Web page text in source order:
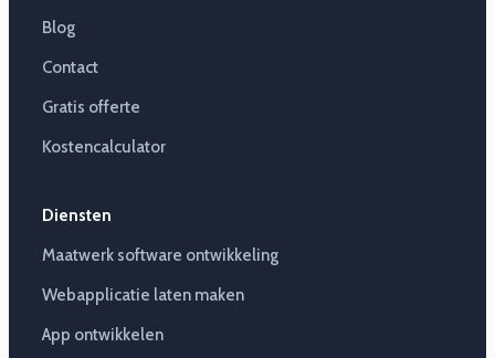
Blog
Contact
Gratis offerte
Kostencalculator
Diensten
Maatwerk software ontwikkeling
Webapplicatie laten maken
App ontwikkelen